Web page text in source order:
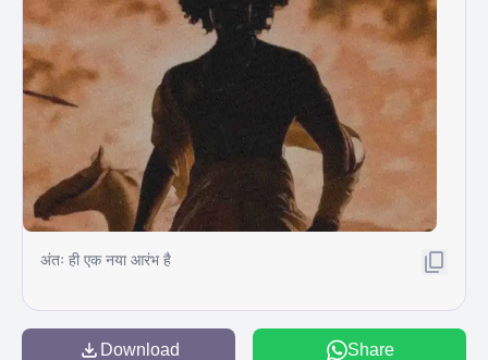
अंतः ही एक नया आरंभ है
Download Share